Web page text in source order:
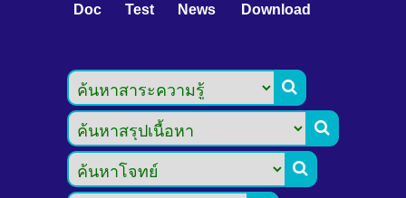
Doc Test News Download


